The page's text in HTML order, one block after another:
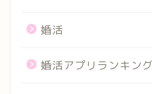
婚活
婚活アプリランキング